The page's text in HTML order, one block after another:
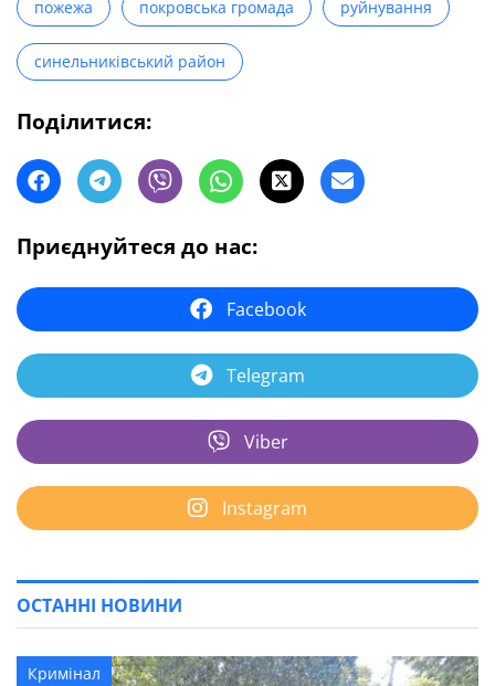
пожежа покровська громада руйнування
синельниківський район
Поділитися:
Приєднуйтеся до нас:
Facebook
Telegram
Viber
Instagram
ОСТАННІ НОВИНИ
Кримінал